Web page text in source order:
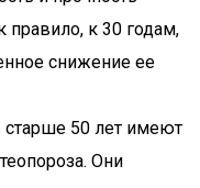
правило, к 30 годам,
снижение ее
50 лет имеют
Они